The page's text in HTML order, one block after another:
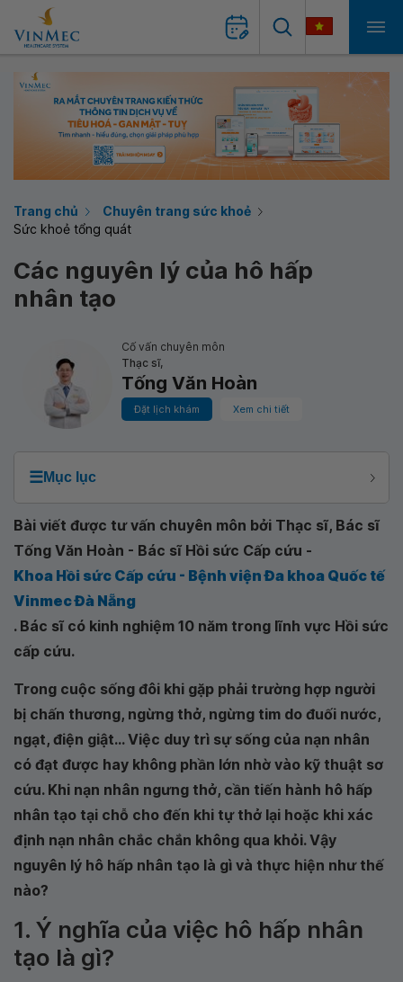
Trang chủ
Chuyên trang sức khoẻ
Sức khoẻ tổng quát
Các nguyên lý của hô hấp
nhân tạo
Cố vấn chuyên môn
Thạc sĩ,
Tống Văn Hoàn
Đặt lịch khám Xem chi tiết
☰Mục lục
Bài viết được tư vấn chuyên môn bởi Thạc sĩ, Bác sĩ
Tống Văn Hoàn - Bác sĩ Hồi sức Cấp cứu -
Khoa Hồi sức Cấp cứu - Bệnh viện Đa khoa Quốc tế
Vinmec Đà Nẵng
. Bác sĩ có kinh nghiệm 10 năm trong lĩnh vực Hồi sức
cấp cứu.
Trong cuộc sống đôi khi gặp phải trường hợp người
bị chấn thương, ngừng thở, ngừng tim do đuối nước,
ngạt, điện giật... Việc duy trì sự sống của nạn nhân
có đạt được hay không phần lớn nhờ vào kỹ thuật sơ
cứu. Khi nạn nhân ngưng thở, cần tiến hành hô hấp
nhân tạo tại chỗ cho đến khi tự thở lại hoặc khi xác
định nạn nhân chắc chắn không qua khỏi. Vậy
nguyên lý hô hấp nhân tạo là gì và thực hiện như thế
nào?
1. Ý nghĩa của việc hô hấp nhân
tạo là gì?